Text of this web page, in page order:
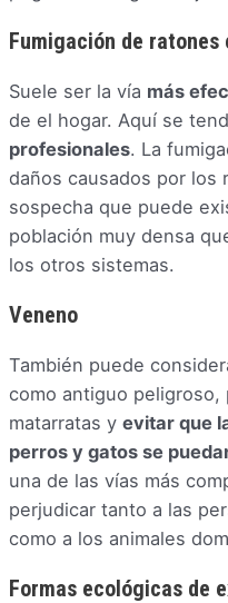
Fumigación de ratones
Suele ser la vía más
de el hogar. Aquí se
profesionales. La
daños causados por los
sospecha que puede
población muy densa
los otros sistemas.
Veneno
También puede
como antiguo peligroso,
matarratas y evitar que
perros y gatos se
una de las vías más
perjudicar tanto a las
como a los animales
Formas ecológicas de